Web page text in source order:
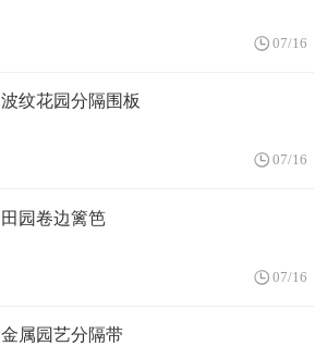
07/16
波纹花园分隔围板
07/16
田园卷边篱笆
07/16
金属园艺分隔带